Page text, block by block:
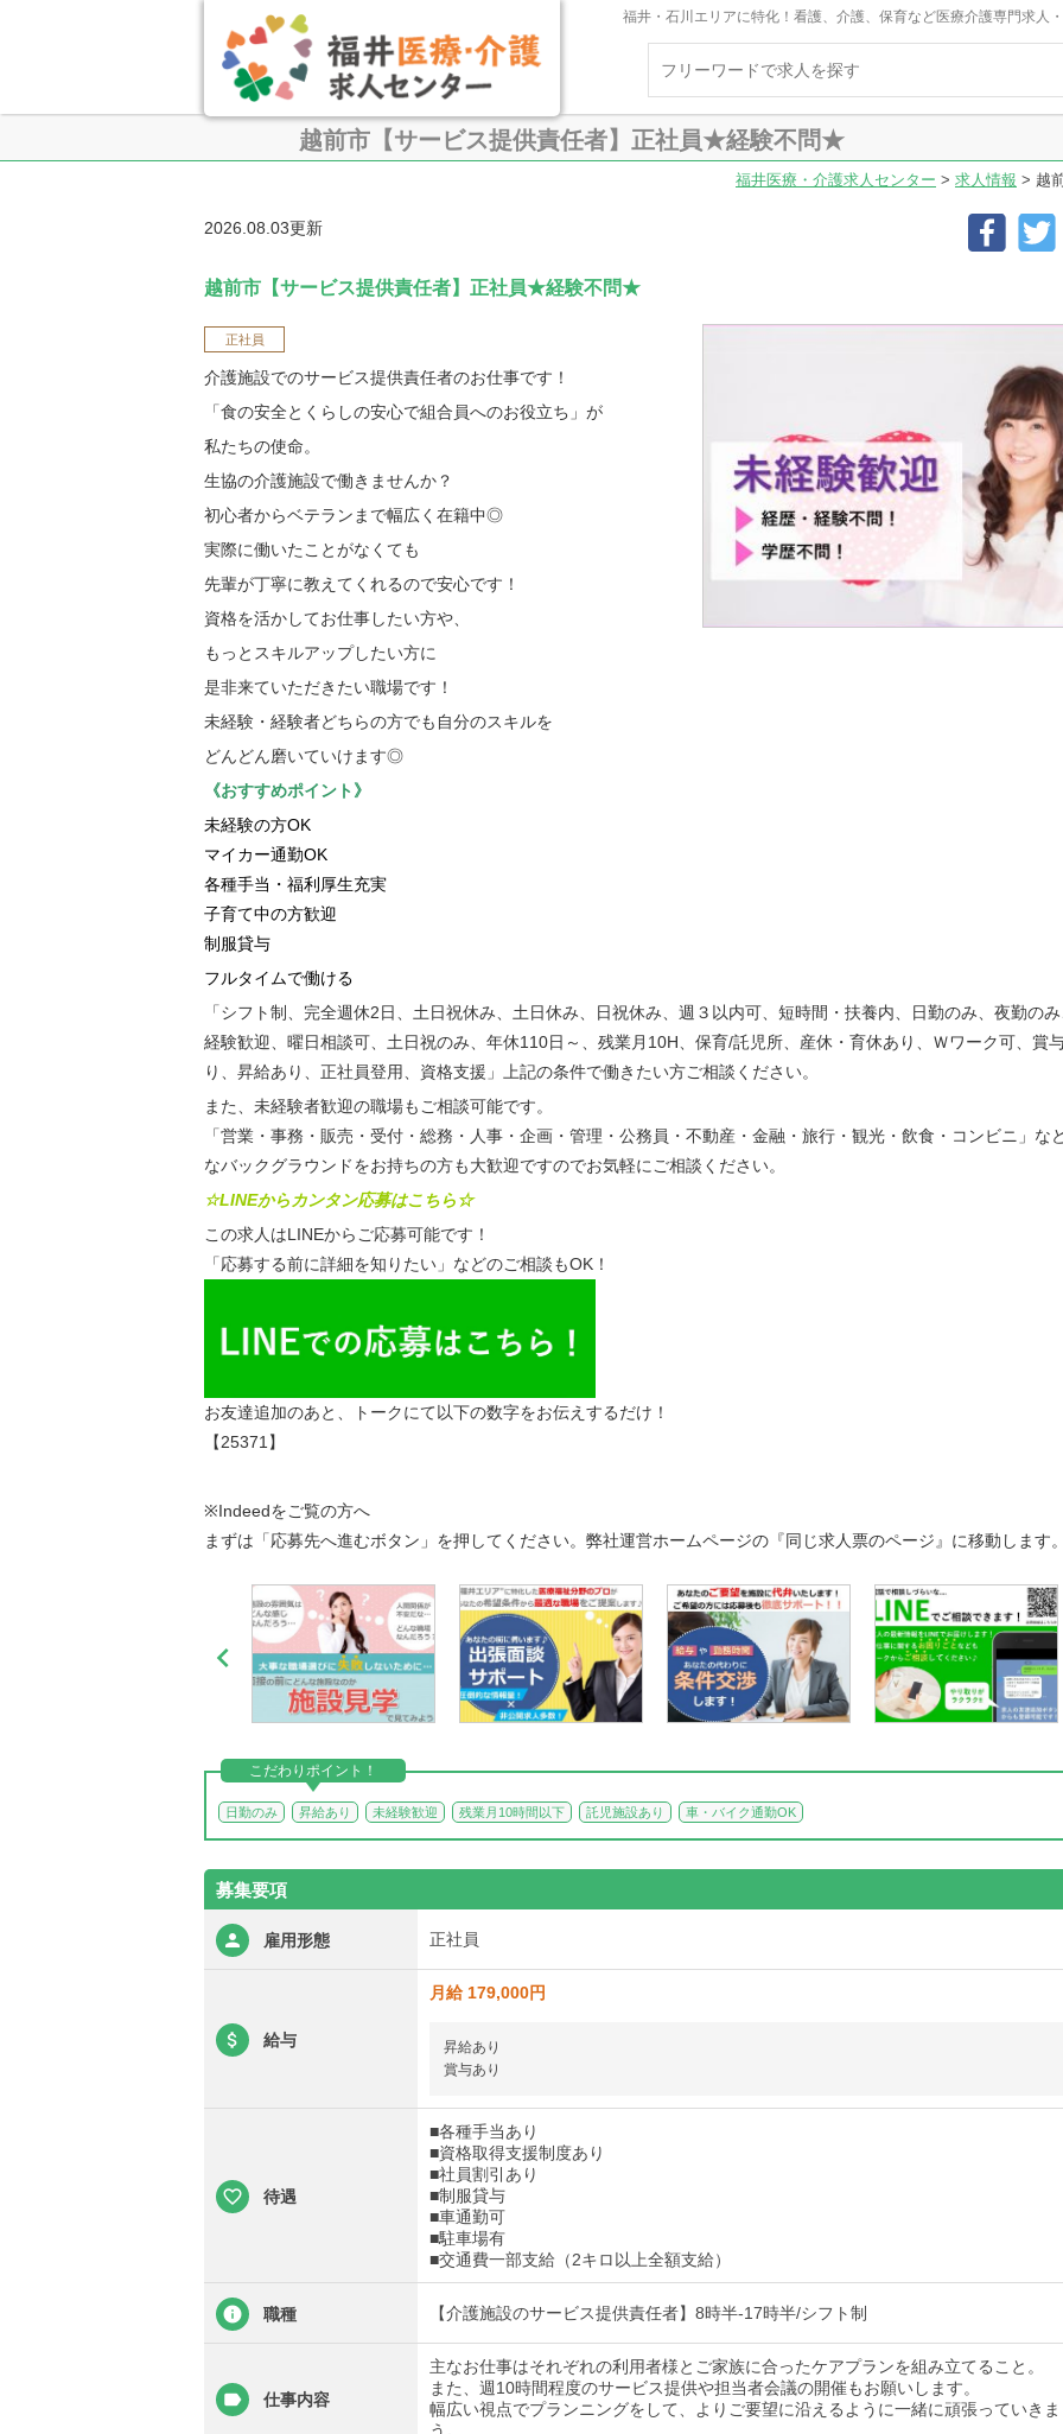
福井・石川エリアに特化！看護、介護、保育など医療介護専門求人
越前市【サービス提供責任者】正社員★経験不問★
福井医療・介護求人センター > 求人情報 > 越
2026.08.03更新
越前市【サービス提供責任者】正社員★経験不問★
正社員
介護施設でのサービス提供責任者のお仕事です！
「食の安全とくらしの安心で組合員へのお役立ち」が
私たちの使命。
生協の介護施設で働きませんか？
初心者からベテランまで幅広く在籍中◎
実際に働いたことがなくても
先輩が丁寧に教えてくれるので安心です！
資格を活かしてお仕事したい方や、
もっとスキルアップしたい方に
是非来ていただきたい職場です！
未経験・経験者どちらの方でも自分のスキルを
どんどん磨いていけます◎
《おすすめポイント》
未経験の方OK
マイカー通勤OK
各種手当・福利厚生充実
子育て中の方歓迎
制服貸与
フルタイムで働ける
「シフト制、完全週休2日、土日祝休み、土日休み、日祝休み、週３以内可、短時間・扶養内、日勤のみ、夜勤の
経験歓迎、曜日相談可、土日祝のみ、年休110日～、残業月10H、保育/託児所、産休・育休あり、Ｗワーク可、賞
り、昇給あり、正社員登用、資格支援」上記の条件で働きたい方ご相談ください。
また、未経験者歓迎の職場もご相談可能です。
「営業・事務・販売・受付・総務・人事・企画・管理・公務員・不動産・金融・旅行・観光・飲食・コンビニ」な
なバックグラウンドをお持ちの方も大歓迎ですのでお気軽にご相談ください。
☆LINEからカンタン応募はこちら☆
この求人はLINEからご応募可能です！
「応募する前に詳細を知りたい」などのご相談もOK！
お友達追加のあと、トークにて以下の数字をお伝えするだけ！
【25371】
※Indeedをご覧の方へ
まずは「応募先へ進むボタン」を押してください。弊社運営ホームページの『同じ求人票のページ』に移動します

こだわりポイント！
日勤のみ 昇給あり 未経験歓迎 残業月10時間以下 託児施設あり 車・バイク通勤OK
募集要項
雇用形態 正社員
給与
月給 179,000円
昇給あり
賞与あり
待遇
■各種手当あり
■資格取得支援制度あり
■社員割引あり
■制服貸与
■車通勤可
■駐車場有
■交通費一部支給（2キロ以上全額支給）
職種 【介護施設のサービス提供責任者】8時半-17時半/シフト制
仕事内容
主なお仕事はそれぞれの利用者様とご家族に合ったケアプランを組み立てること。
また、週10時間程度のサービス提供や担当者会議の開催もお願いします。
幅広い視点でプランニングをして、よりご要望に沿えるように一緒に頑張っていき